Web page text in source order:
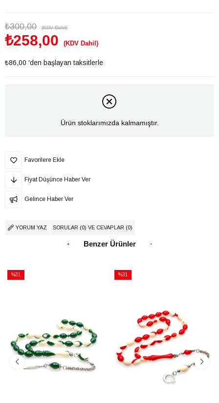
₺300,00 (KDV Dahil)
₺258,00 (KDV Dahil)
₺86,00 'den başlayan taksitlerle
Ürün stoklarımızda kalmamıştır.
Favorilere Ekle
Fiyat Düşünce Haber Ver
Gelince Haber Ver
YORUM YAZ SORULAR (0) VE CEVAPLAR (0)
Benzer Ürünler
%31
%31